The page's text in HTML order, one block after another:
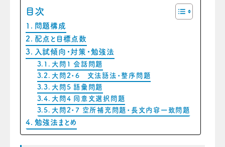
目次
問題構成
配点と目標点数
入試傾向・対策・勉強法
大問1 会話問題
大問2・6 文法語法・整序問題
大問5 語彙問題
大問4 同意文選択問題
大問2・7 空所補充問題・長文内容一致問題
勉強法まとめ